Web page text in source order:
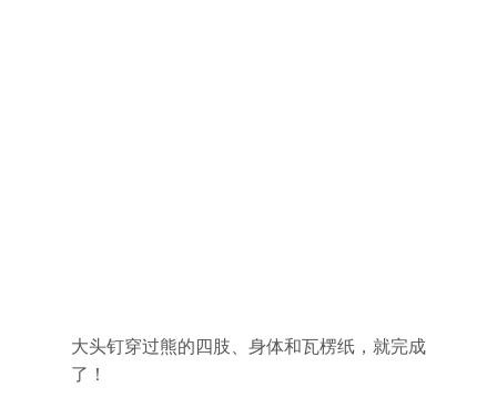
大头钉穿过熊的四肢、身体和瓦楞纸，就完成
了！